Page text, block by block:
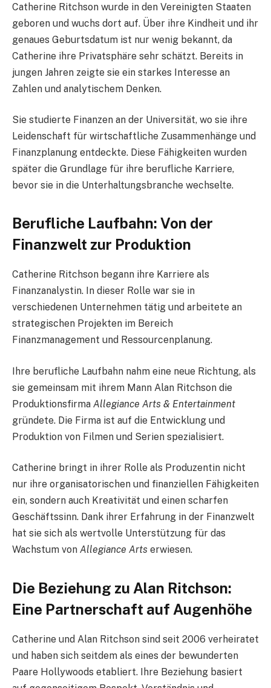
Catherine Ritchson wurde in den Vereinigten Staaten
geboren und wuchs dort auf. Über ihre Kindheit und ihr
genaues Geburtsdatum ist nur wenig bekannt, da
Catherine ihre Privatsphäre sehr schätzt. Bereits in
jungen Jahren zeigte sie ein starkes Interesse an
Zahlen und analytischem Denken.
Sie studierte Finanzen an der Universität, wo sie ihre
Leidenschaft für wirtschaftliche Zusammenhänge und
Finanzplanung entdeckte. Diese Fähigkeiten wurden
später die Grundlage für ihre berufliche Karriere,
bevor sie in die Unterhaltungsbranche wechselte.
Berufliche Laufbahn: Von der
Finanzwelt zur Produktion
Catherine Ritchson begann ihre Karriere als
Finanzanalystin. In dieser Rolle war sie in
verschiedenen Unternehmen tätig und arbeitete an
strategischen Projekten im Bereich
Finanzmanagement und Ressourcenplanung.
Ihre berufliche Laufbahn nahm eine neue Richtung, als
sie gemeinsam mit ihrem Mann Alan Ritchson die
Produktionsfirma Allegiance Arts & Entertainment
gründete. Die Firma ist auf die Entwicklung und
Produktion von Filmen und Serien spezialisiert.
Catherine bringt in ihrer Rolle als Produzentin nicht
nur ihre organisatorischen und finanziellen Fähigkeiten
ein, sondern auch Kreativität und einen scharfen
Geschäftssinn. Dank ihrer Erfahrung in der Finanzwelt
hat sie sich als wertvolle Unterstützung für das
Wachstum von Allegiance Arts erwiesen.
Die Beziehung zu Alan Ritchson:
Eine Partnerschaft auf Augenhöhe
Catherine und Alan Ritchson sind seit 2006 verheiratet
und haben sich seitdem als eines der bewunderten
Paare Hollywoods etabliert. Ihre Beziehung basiert